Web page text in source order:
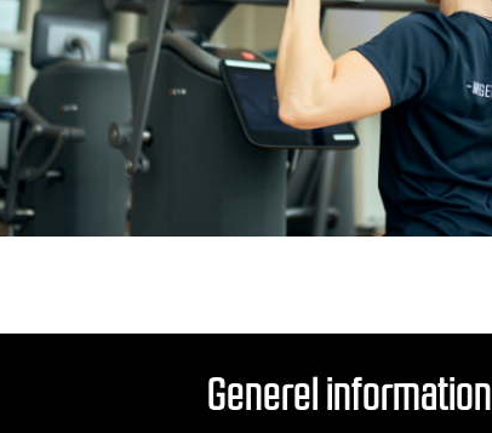
Generel information